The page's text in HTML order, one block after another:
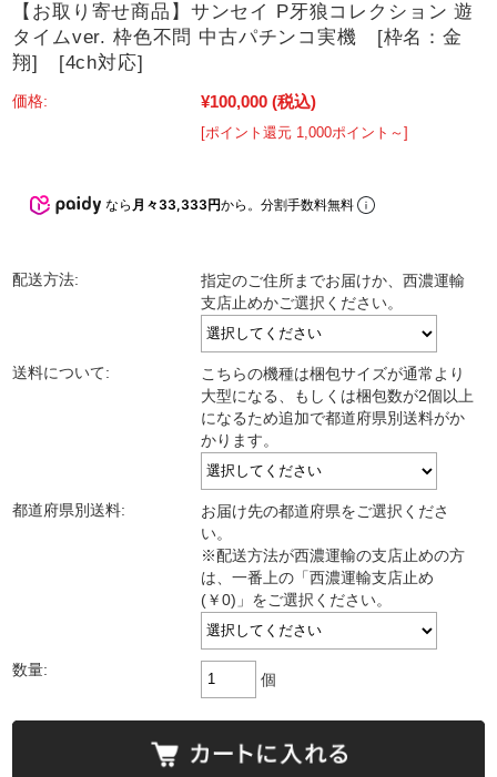
【お取り寄せ商品】サンセイ P牙狼コレクション 遊
タイムver. 枠色不問 中古パチンコ実機 [枠名：金
翔] [4ch対応]
価格: ¥100,000 (税込)
[ポイント還元 1,000ポイント～]
なら 月々33,333円から。分割手数料無料
配送方法:
指定のご住所までお届けか、西濃運輸
支店止めかご選択ください。
送料について:
こちらの機種は梱包サイズが通常より
大型になる、もしくは梱包数が2個以上
になるため追加で都道府県別送料がか
かります。
都道府県別送料:
お届け先の都道府県をご選択くださ
い。
※配送方法が西濃運輸の支店止めの方
は、一番上の「西濃運輸支店止め
(￥0)」をご選択ください。
数量:
個